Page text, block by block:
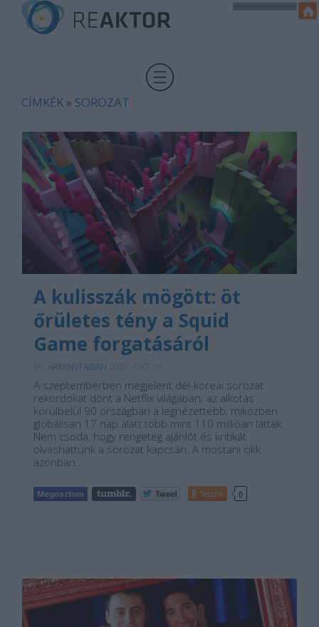
CÍMKÉK » SOROZAT
A kulisszák mögött: öt
őrületes tény a Squid
Game forgatásáról
ARMINVFABIAN
A szeptemberben megjelent dél-koreai sorozat
rekordokat dönt a Netflix világában: az alkotás
körülbelül 90 országban a legnézettebb, miközben
globálisan 17 nap alatt több mint 110 millióan látták.
Nem csoda, hogy rengeteg ajánlót és kritikát
olvashattunk a sorozat kapcsán. A mostani cikk
azonban…
Tetszik 0